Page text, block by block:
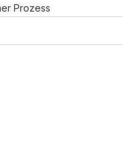
Prozess